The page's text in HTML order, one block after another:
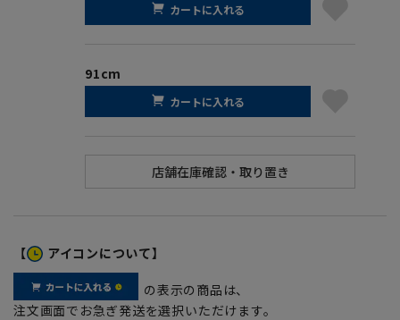
カートに入れる
91cm
カートに入れる
【 アイコンについて】
の表示の商品は、
注文画面でお急ぎ発送を選択いただけます。